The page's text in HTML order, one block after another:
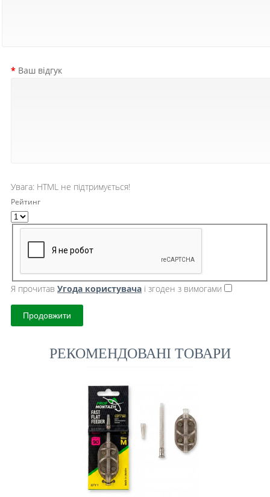
Ваш відгук
Увага: HTML не підтримується!
Рейтинг
Я прочитав Угода користувача і згоден з вимогами
Продовжити
РЕКОМЕНДОВАНІ ТОВАРИ